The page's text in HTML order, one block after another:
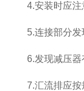
4.安装时应注
5.连接部分发现
6.发现减压器有
7.汇流排应按